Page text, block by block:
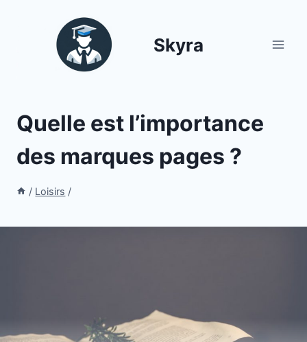
Skyra
Quelle est l’importance
des marques pages ?
/ Loisirs /